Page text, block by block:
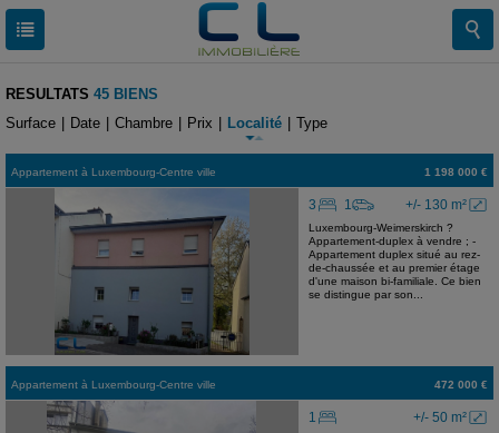
RESULTATS 45 BIENS
Surface
Date Chambre Prix Localité Type
Appartement à Luxembourg-Centre ville 1 198 000 €
+/- 130 m²
3 1
Luxembourg-Weimerskirch ?
Appartement-duplex à vendre ; -
Appartement duplex situé au rez-
de-chaussée et au premier étage
d'une maison bi-familiale. Ce bien
se distingue par son...
Appartement à Luxembourg-Centre ville 472 000 €
+/- 50 m²
1